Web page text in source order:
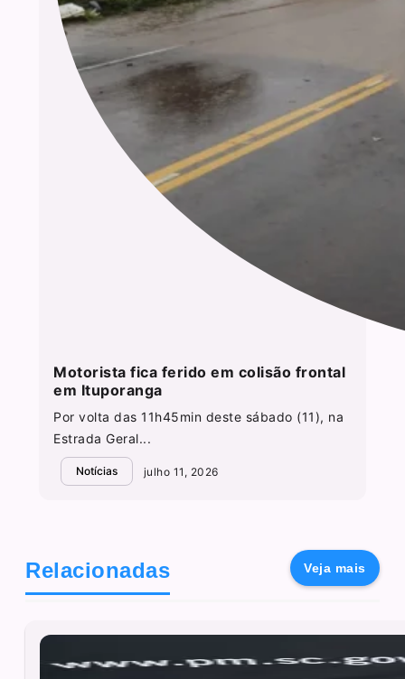
Motorista fica ferido em colisão frontal
em Ituporanga
Por volta das 11h45min deste sábado (11), na
Estrada Geral...
Notícias julho 11, 2026
Relacionadas Veja mais